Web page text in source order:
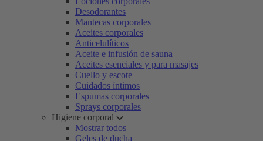
Desodorantes
Mantecas corporales
Aceites corporales
Anticelulíticos
Aceite e infusión de sauna
Aceites esenciales y para masajes
Cuello y escote
Cuidados íntimos
Espumas corporales
Sprays corporales
Higiene corporal
Mostrar todos
Geles de ducha